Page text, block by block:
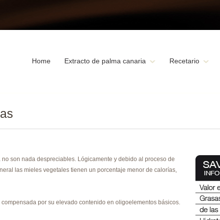
Home Extracto de palma canaria Recetario
son nada despreciables. Lógicamente y debido al proceso de
las mieles vegetales tienen un porcentaje menor de calorías,
por su elevado contenido en oligoelementos básicos.